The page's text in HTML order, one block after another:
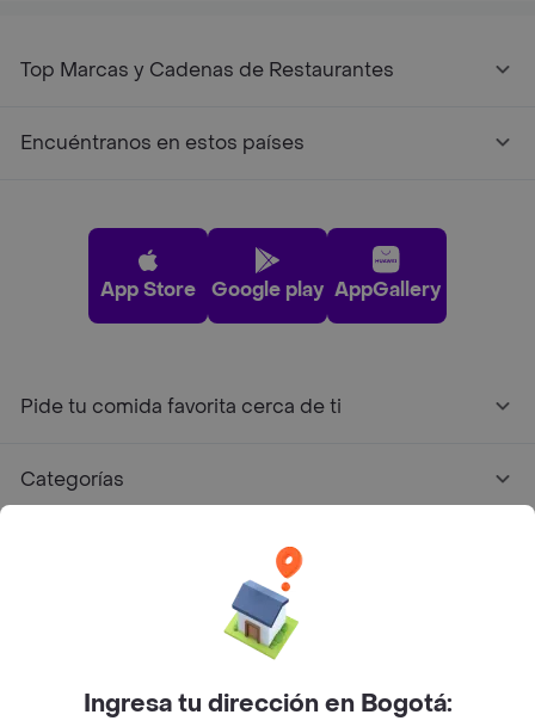
Top Marcas y Cadenas de Restaurantes
Encuéntranos en estos países
App Store Google play AppGallery
Pide tu comida favorita cerca de ti
Categorías
Facebook
Twitter
Instagram
Ingresa tu dirección en Bogotá: